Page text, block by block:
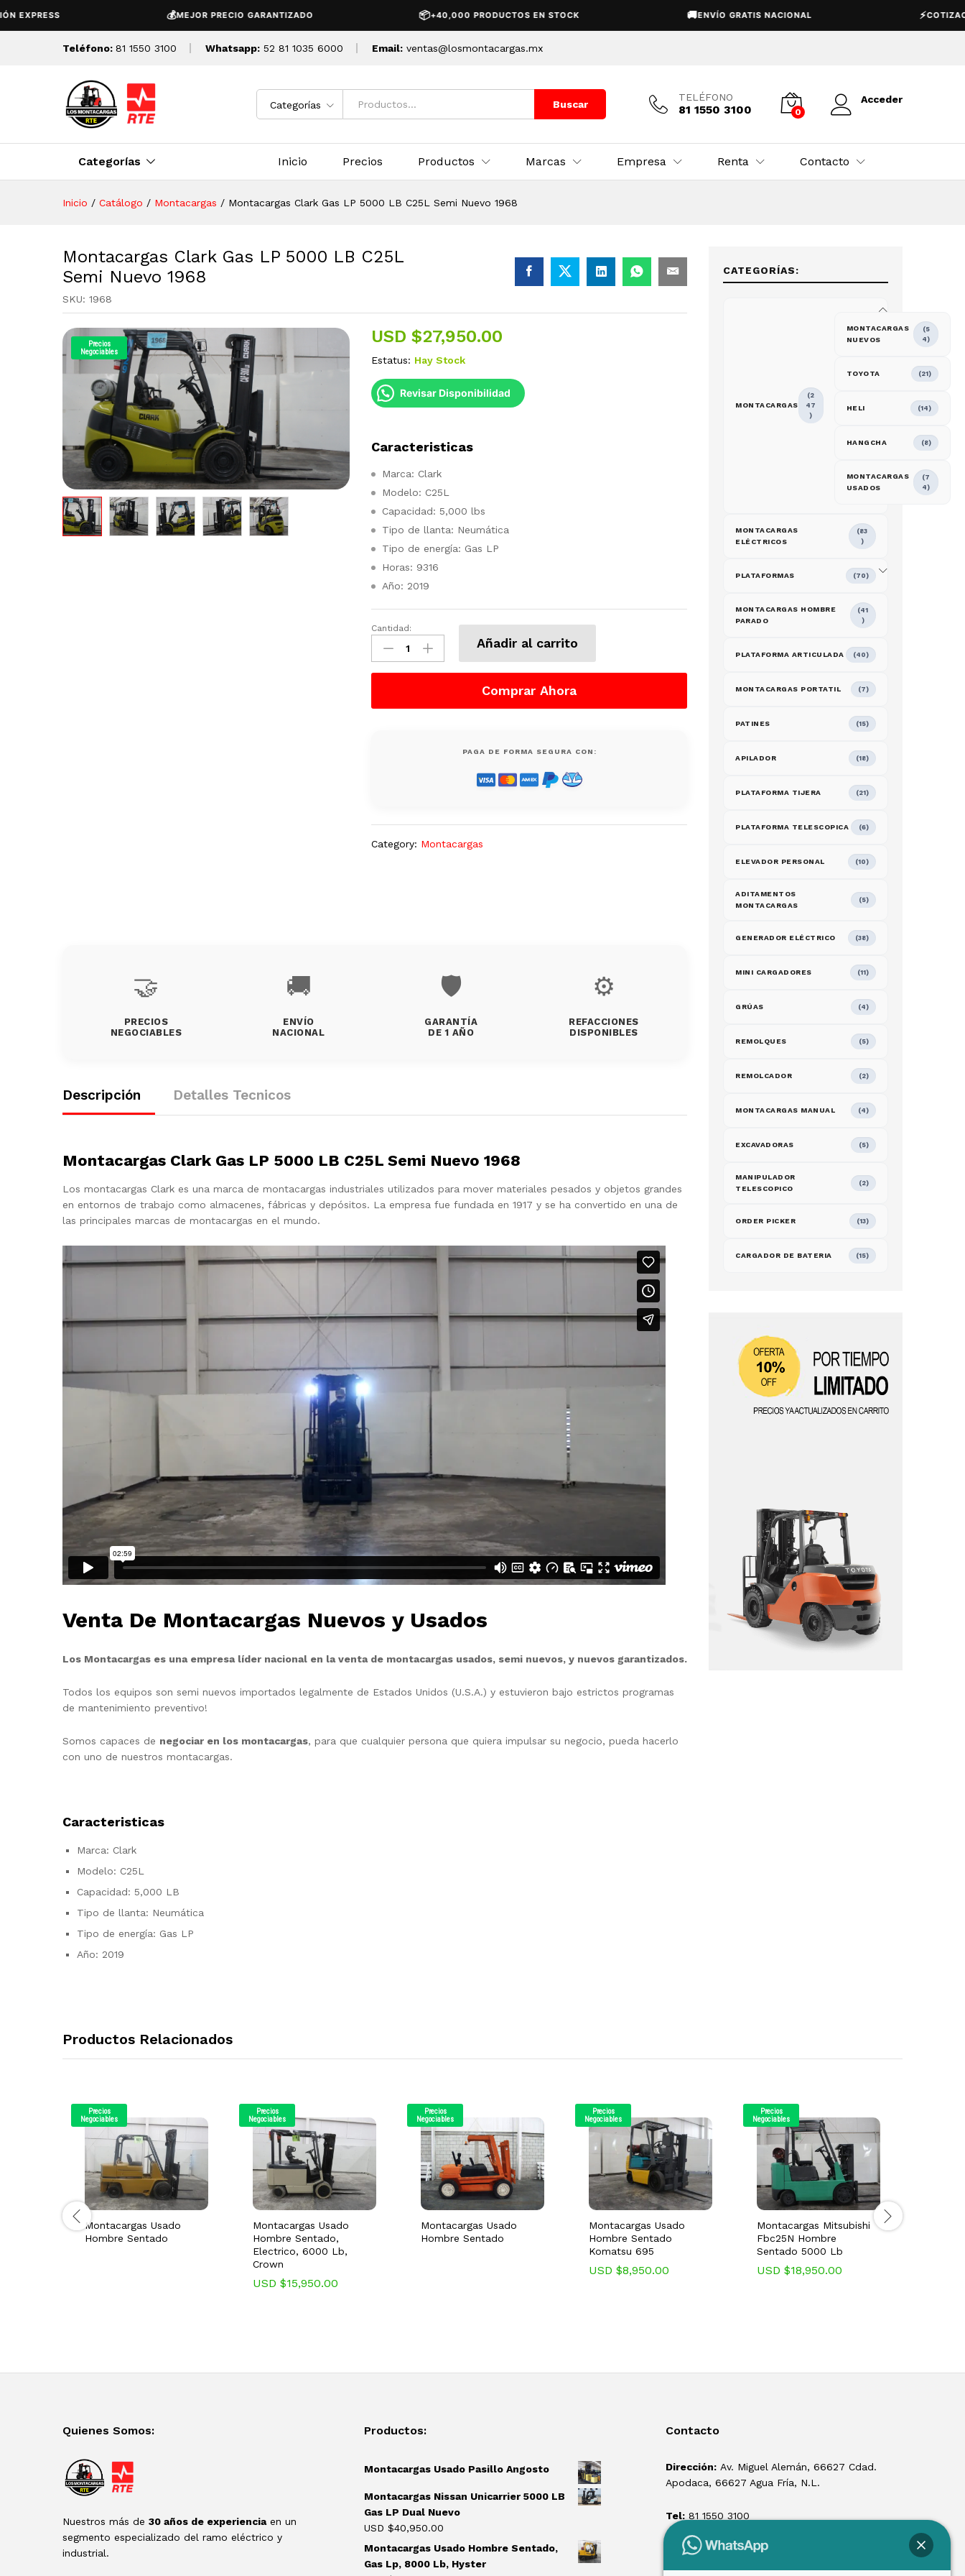
MEJOR PRECIO GARANTIZADO +40,000 PRODUCTOS EN STOCK ENVÍO GRATIS NACIONAL COTIZACIÓN
Teléfono: 81 1550 3100 Whatsapp: 52 81 1035 6000 Email: ventas@losmontacargas.mx
Categorías Buscar
TELÉFONO
81 1550 3100 0
Acceder
Categorías Inicio Precios Productos Marcas Empresa Renta Contacto
Inicio / Catálogo / Montacargas / Montacargas Clark Gas LP 5000 LB C25L Semi Nuevo 1968
Montacargas Clark Gas LP 5000 LB C25L
Semi Nuevo 1968
SKU: 1968
Precios
Negociables
USD $27,950.00
Estatus: Hay Stock
Revisar Disponibilidad
Caracteristicas
Marca: Clark
Modelo: C25L
Capacidad: 5,000 lbs
Tipo de llanta: Neumática
Tipo de energía: Gas LP
Horas: 9316
Año: 2019
Montacargas
Clark
Gas
LB
Cantidad:
Añadir al carrito
Comprar Ahora
PAGA DE FORMA SEGURA CON:
Category: Montacargas
🤝
PRECIOS
NEGOCIABLES
🚚
ENVÍO
NACIONAL
🛡️
GARANTÍA
DE 1 AÑO
⚙️
REFACCIONES
DISPONIBLES
Descripción Detalles Tecnicos
Montacargas Clark Gas LP 5000 LB C25L Semi Nuevo 1968
Los montacargas Clark es una marca de montacargas industriales utilizados para mover materiales pesados y objetos grandes
en entornos de trabajo como almacenes, fábricas y depósitos. La empresa fue fundada en 1917 y se ha convertido en una de
las principales marcas de montacargas en el mundo.
Venta De Montacargas Nuevos y Usados
Los Montacargas es una empresa líder nacional en la venta de montacargas usados, semi nuevos, y nuevos garantizados.
Todos los equipos son semi nuevos importados legalmente de Estados Unidos (U.S.A.) y estuvieron bajo estrictos programas
de mantenimiento preventivo!
Somos capaces de negociar en los montacargas, para que cualquier persona que quiera impulsar su negocio, pueda hacerlo
con uno de nuestros montacargas.
Caracteristicas
Marca: Clark
Modelo: C25L
Capacidad: 5,000 LB
Tipo de llanta: Neumática
Tipo de energía: Gas LP
Año: 2019
CATEGORÍAS:
MONTACARGAS
(2
47
)
MONTACARGAS
NUEVOS
(5
4)
TOYOTA (21)
HELI (14)
HANGCHA (8)
MONTACARGAS
USADOS
(7
4)
MONTACARGAS
ELÉCTRICOS
(83
)
PLATAFORMAS (70)
MONTACARGAS HOMBRE
PARADO
(41
)
PLATAFORMA ARTICULADA (40)
MONTACARGAS PORTATIL (7)
PATINES (15)
APILADOR (18)
PLATAFORMA TIJERA (21)
PLATAFORMA TELESCOPICA (6)
ELEVADOR PERSONAL (10)
ADITAMENTOS
MONTACARGAS
(5)
GENERADOR ELÉCTRICO (38)
MINI CARGADORES (11)
GRÚAS (4)
REMOLQUES (5)
REMOLCADOR (2)
MONTACARGAS MANUAL (4)
EXCAVADORAS (5)
MANIPULADOR
TELESCOPICO
(2)
ORDER PICKER (13)
CARGADOR DE BATERIA (15)
Productos Relacionados
Precios
Negociables
Montacargas Usado
Hombre Sentado
Precios
Negociables
Montacargas Usado
Hombre Sentado,
Electrico, 6000 Lb,
Crown
USD $15,950.00
Precios
Negociables
Montacargas Usado
Hombre Sentado
Precios
Negociables
Montacargas Usado
Hombre Sentado
Komatsu 695
USD $8,950.00
Precios
Negociables
Montacargas Mitsubishi
Fbc25N Hombre
Sentado 5000 Lb
USD $18,950.00
Quienes Somos:
Nuestros más de 30 años de experienciaen un
segmento especializado del ramo eléctrico y
industrial.
Productos:
Montacargas Usado Pasillo Angosto
Montacargas Nissan Unicarrier 5000 LB
Gas LP Dual Nuevo
USD $40,950.00
Montacargas Usado Hombre Sentado,
Gas Lp, 8000 Lb, Hyster
Contacto
Dirección: Av. Miguel Alemán, 66627 Cdad.
Apodaca, 66627 Agua Fría, N.L.
Tel: 81 1550 3100
ventas@losmontacargas.mx
Descripción Detalles Tecnicos
USD $27,950.00